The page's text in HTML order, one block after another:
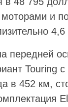
и
передней
Touring
в 452 км,